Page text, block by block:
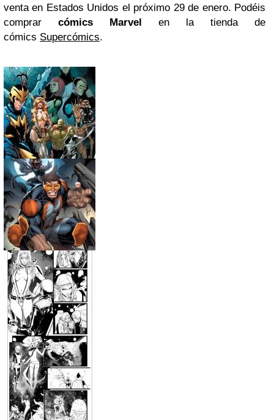
venta en Estados Unidos el próximo 29 de enero. Podéis
comprar cómics Marvel en la tienda de
cómics Supercómics.